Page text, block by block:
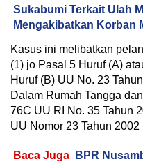
Sukabumi Terkait Ulah
Mengakibatkan Korban
Kasus ini melibatkan
(1) jo Pasal 5 Huruf (A)
Huruf (B) UU No. 23
Dalam Rumah Tangga
76C UU RI No. 35 Tahun
UU Nomor 23 Tahun
Baca Juga
BPR